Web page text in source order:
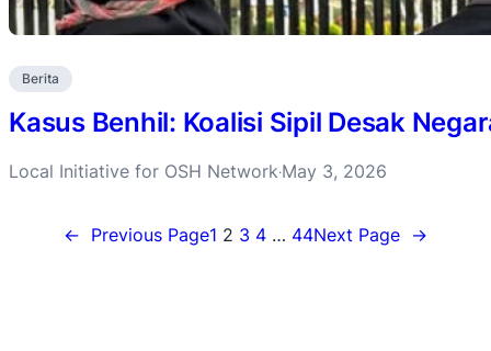
Berita
Kasus Benhil: Koalisi Sipil Desak
Local Initiative for OSH Network·May 3, 2026
← Previous Page1 2 3 4 … 44Next Page →